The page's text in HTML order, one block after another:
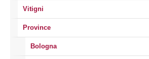
Vitigni
Province
Bologna